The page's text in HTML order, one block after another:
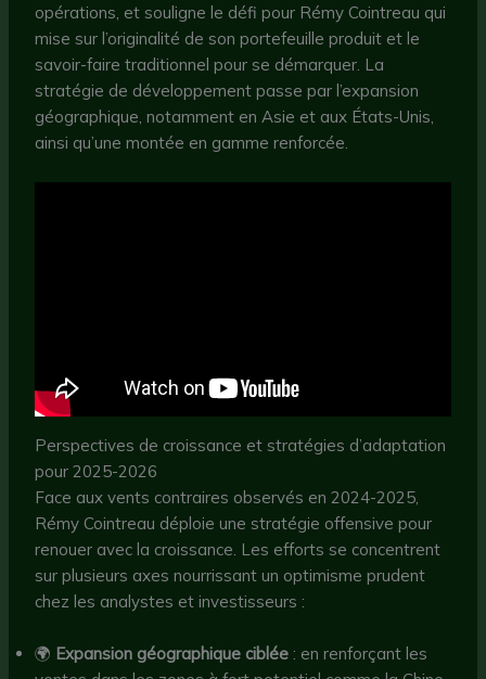
opérations, et souligne le défi pour Rémy Cointreau qui
mise sur l’originalité de son portefeuille produit et le
savoir-faire traditionnel pour se démarquer. La
stratégie de développement passe par l’expansion
géographique, notamment en Asie et aux États-Unis,
ainsi qu’une montée en gamme renforcée.
Perspectives de croissance et stratégies d’adaptation
pour 2025-2026
Face aux vents contraires observés en 2024-2025,
Rémy Cointreau déploie une stratégie offensive pour
renouer avec la croissance. Les efforts se concentrent
sur plusieurs axes nourrissant un optimisme prudent
chez les analystes et investisseurs :
🌍 Expansion géographique ciblée : en renforçant les